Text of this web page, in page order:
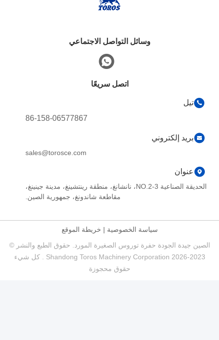
وسائل التواصل الاجتماعي
اتصل سريعًا
تيل
86-158-06577867
بريد إلكتروني
sales@torosce.com
عنوان
الحديقة الصناعية NO.2-3، نانشانغ، منطقة رينتشينغ، مدينة جينينغ،
مقاطعة شاندونغ، جمهورية الصين.
سياسة الخصوصية|خريطة الموقع
الصين جيدة الجودة حفرة توروس الصغيرة المورد. حقوق الطبع والنشر ©
2023-2026 Shandong Toros Machinery Corporation . كل شيء
حقوق محجوزة